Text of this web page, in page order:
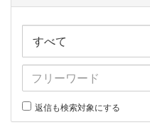
返信も検索対象にする